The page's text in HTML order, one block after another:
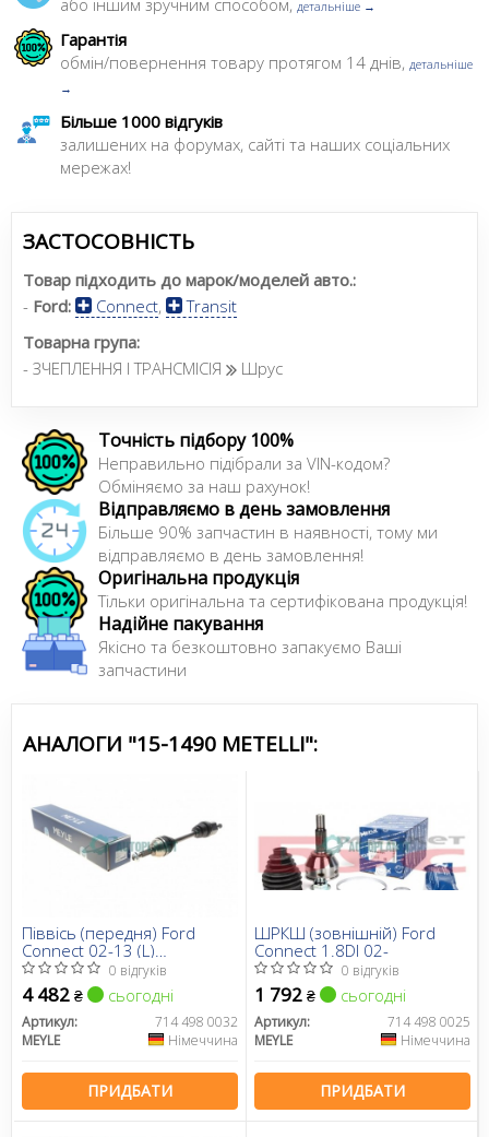
детальніше →
Гарантія
обмін/повернення товару протягом 14 днів, детальніше
→
Більше 1000 відгуків
залишених на форумах, сайті та наших соціальних
мережах!
ЗАСТОСОВНІСТЬ
Товар підходить до марок/моделей авто.:
- Ford: Connect,
Transit
Товарна група:
- ЗЧЕПЛЕННЯ І ТРАНСМІСІЯ
Шрус
Точність підбору 100%
Неправильно підібрали за VIN-кодом?
Обміняємо за наш рахунок!
Відправляємо в день замовлення
Більше 90% запчастин в наявності, тому ми
відправляємо в день замовлення!
Оригінальна продукція
Тільки оригінальна та сертифікована продукція!
Надійне пакування
Якісно та безкоштовно запакуємо Ваші
запчастини
АНАЛОГИ "15-1490 METELLI":
Піввісь (передня) Ford
Connect 02-13 (L)
(25x26x628)0 відгуків
4 482 ₴ сьогодні
Артикул:
714 498 0032
MEYLE
Німеччина
ПРИДБАТИ
ШРКШ (зовнішній) Ford
Connect 1.8DI 02-
0 відгуків
1 792 ₴ сьогодні
Артикул:
714 498 0025
MEYLE
Німеччина
ПРИДБАТИ